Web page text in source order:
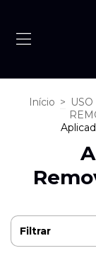
Início >
Filtrar